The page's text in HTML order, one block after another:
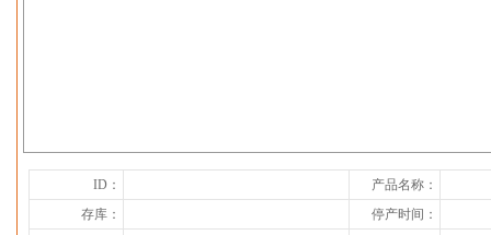
ID：
产品名称：
存库：
停产时间：